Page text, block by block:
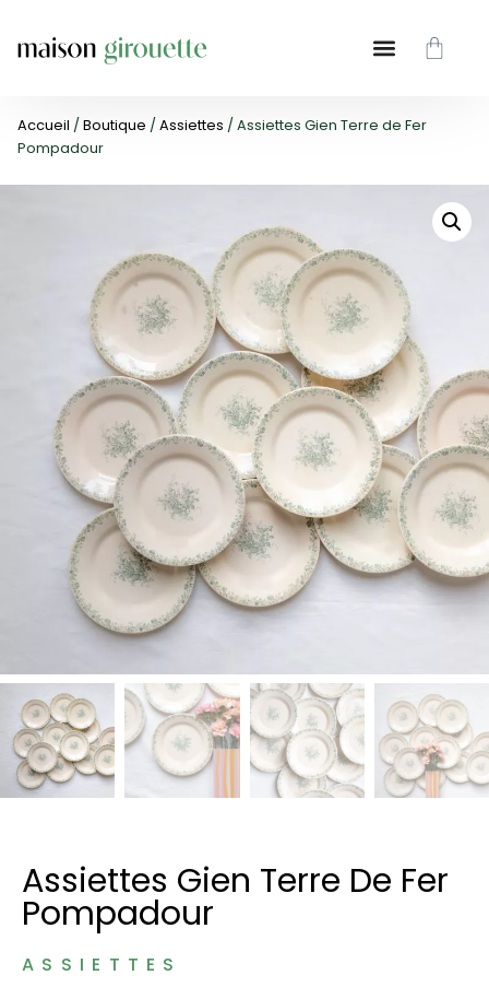
Accueil / Boutique / Assiettes / Assiettes Gien Terre de Fer
Pompadour
Assiettes Gien Terre De Fer
Pompadour
ASSIETTES